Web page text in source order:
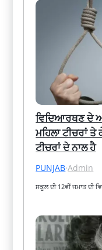
ਵਿਦਿਆਰਥਣ ਦੇ
ਮਹਿਲਾ ਟੀਚਰਾਂ
ਟੀਚਰਾਂ ਦੇ ਨਾਲ ਹੈ
PUNJAB·Admin
ਸਕੂਲ ਦੀ 12ਵੀਂ ਜਮਾਤ ਦੀ